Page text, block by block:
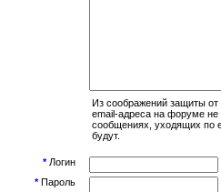
Из соображений защиты
email-адреса на форуме не
сообщениях, уходящих по
будут.
*Логин
*Пароль